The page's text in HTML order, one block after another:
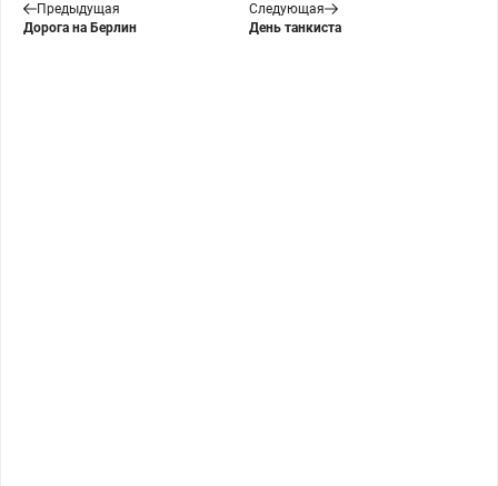
Предыдущая
Дорога на Берлин
Следующая
День танкиста